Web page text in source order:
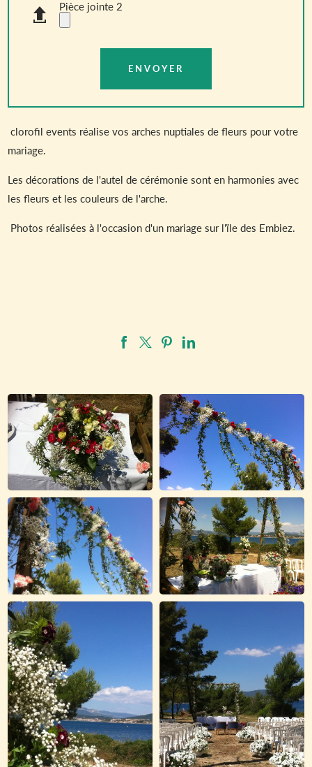
Pièce jointe 2
clorofil events réalise vos arches nuptiales de fleurs pour votre
mariage.
Les décorations de l'autel de cérémonie sont en harmonies avec
les fleurs et les couleurs de l'arche.
Photos réalisées à l'occasion d'un mariage sur l'ïle des Embiez.